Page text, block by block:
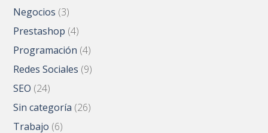
Negocios (3)
Prestashop (4)
Programación (4)
Redes Sociales (9)
SEO (24)
Sin categoría (26)
Trabajo (6)